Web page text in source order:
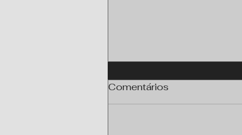
Comentários